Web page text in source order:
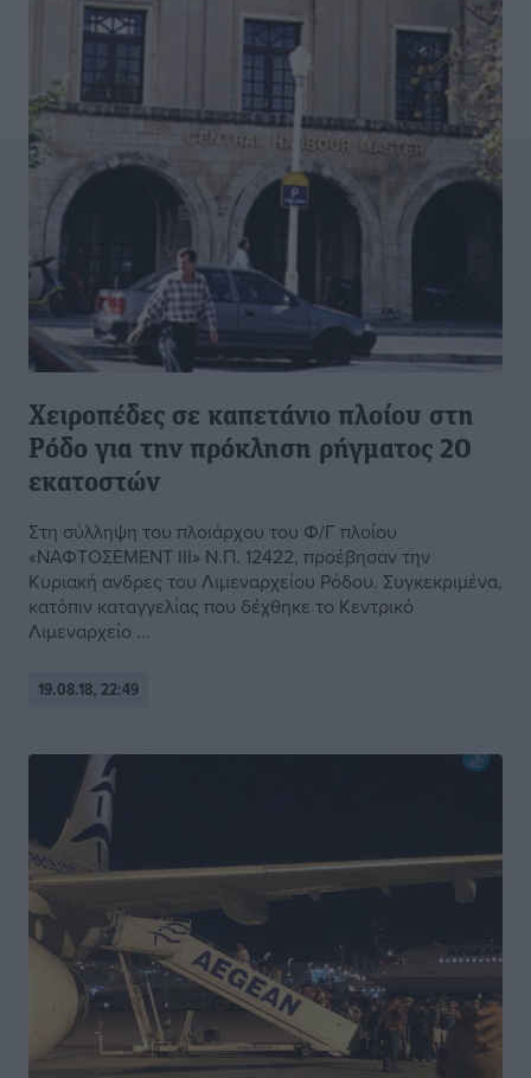
Χειροπέδες σε καπετάνιο πλοίου στη
Ρόδο για την πρόκληση ρήγματος 20
εκατοστών
Στη σύλληψη του πλοιάρχου του Φ/Γ πλοίου
«ΝΑΦΤΟΣΕΜΕΝΤ ΙΙΙ» Ν.Π. 12422, προέβησαν την
Κυριακή ανδρες του Λιμεναρχείου Ρόδου. Συγκεκριμένα,
κατόπιν καταγγελίας που δέχθηκε το Κεντρικό
Λιμεναρχείο ...
19.08.18, 22:49